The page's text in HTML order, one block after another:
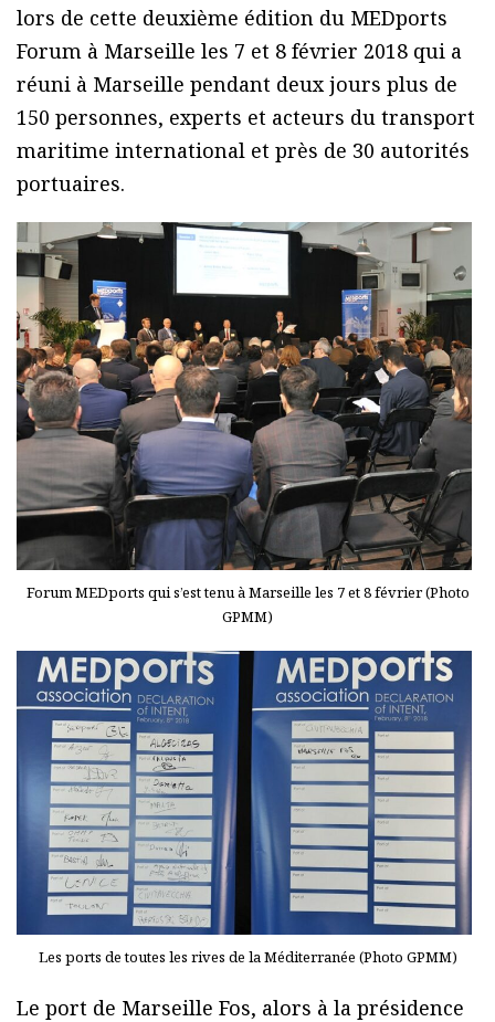
lors de cette deuxième édition du MEDports
Forum à Marseille les 7 et 8 février 2018 qui a
réuni à Marseille pendant deux jours plus de
150 personnes, experts et acteurs du transport
maritime international et près de 30 autorités
portuaires.
Forum MEDports qui s’est tenu à Marseille les 7 et 8 février (Photo
GPMM)
Les ports de toutes les rives de la Méditerranée (Photo GPMM)
Le port de Marseille Fos, alors à la présidence